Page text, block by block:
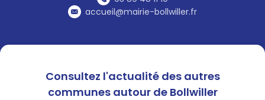
accueil@mairie-bollwiller.fr
Consultez l'actualité des autres
communes autour de Bollwiller